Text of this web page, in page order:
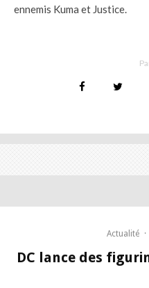
ennemis Kuma et Justice.
Actualité ·
DC lance des